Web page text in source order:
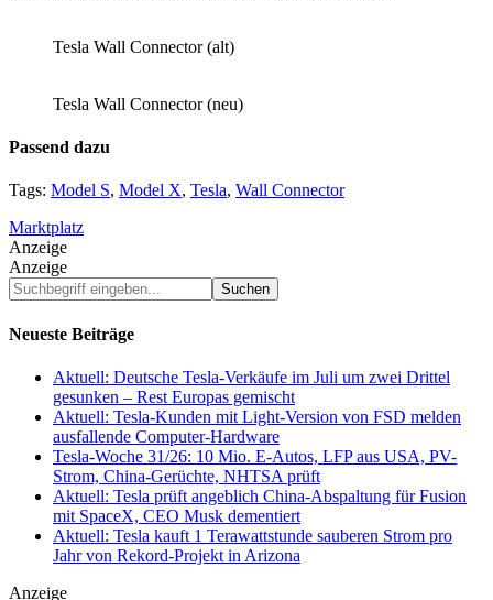
Tesla Wall Connector (alt)
Tesla Wall Connector (neu)
Passend dazu
Tags: Model S, Model X, Tesla, Wall Connector
Marktplatz
Anzeige
Anzeige
Suchbegriff
eingeben...
Neueste Beiträge
Aktuell: Deutsche Tesla-Verkäufe im Juli um zwei Drittel
gesunken – Rest Europas gemischt
Aktuell: Tesla-Kunden mit Light-Version von FSD melden
ausfallende Computer-Hardware
Tesla-Woche 31/26: 10 Mio. E-Autos, LFP aus USA, PV-
Strom, China-Gerüchte, NHTSA prüft
Aktuell: Tesla prüft angeblich China-Abspaltung für Fusion
mit SpaceX, CEO Musk dementiert
Aktuell: Tesla kauft 1 Terawattstunde sauberen Strom pro
Jahr von Rekord-Projekt in Arizona
Anzeige